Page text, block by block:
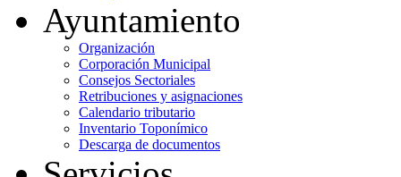
Ayuntamiento
Organización
Corporación Municipal
Consejos Sectoriales
Retribuciones y asignaciones
Calendario tributario
Inventario Toponímico
Descarga de documentos